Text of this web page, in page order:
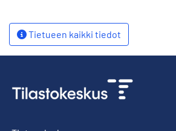
Tietueen kaikki tiedot